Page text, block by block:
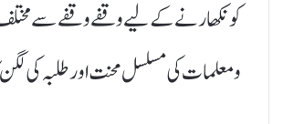
کو نکھارنے کے لیے وقفے وقفے سے مختلف
و معلمات کی مسلسل محنت اور طلبہ کی لگن